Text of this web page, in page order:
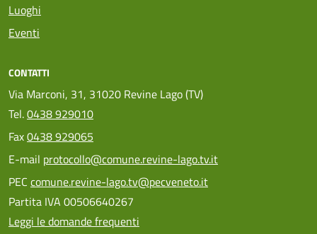
Luoghi
Eventi
CONTATTI
Via Marconi, 31, 31020 Revine Lago (TV)
Tel.0438 929010
Fax0438 929065
E-mail protocollo@comune.revine-lago.tv.it
PEC comune.revine-lago.tv@pecveneto.it
Partita IVA 00506640267
Leggi le domande frequenti